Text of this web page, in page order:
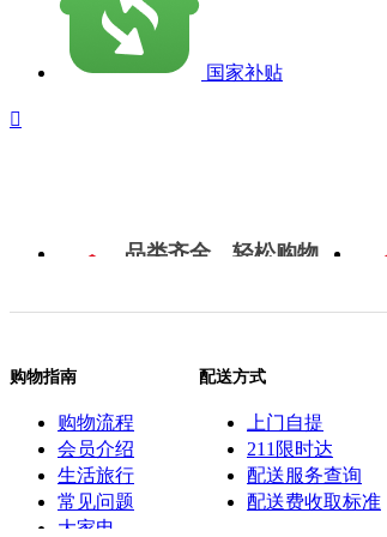
国家补贴

品类齐全，轻松购物
购物指南
购物流程
会员介绍
生活旅行
常见问题
大家电
配送方式
上门自提
211限时达
配送服务查询
配送费收取标准